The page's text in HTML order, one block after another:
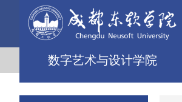
数字艺术与设计学院